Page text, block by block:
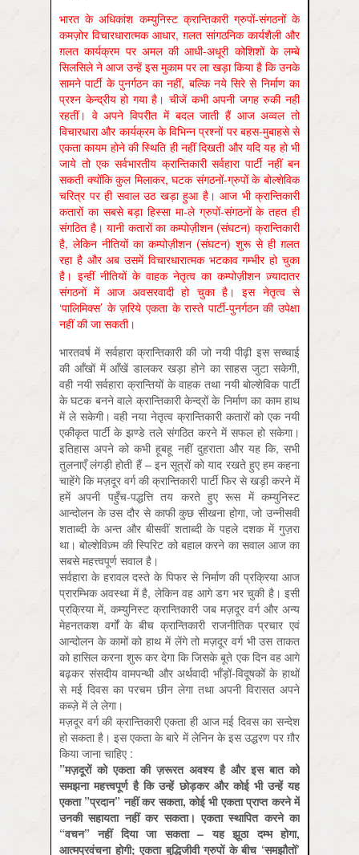
भारत के अधिकांश कम्युनिस्ट क्रान्तिकारी ग्रुपों-संगठनों के
कमज़ोर विचारधारात्मक आधार, ग़लत सांगठनिक कार्यशैली और
ग़लत कार्यक्रम पर अमल की आधी-अधूरी कोशिशों के लम्बे
सिलसिले ने आज उन्हें इस मुकाम पर ला खड़ा किया है कि उनके
सामने पार्टी के पुनर्गठन का नहीं, बल्कि नये सिरे से निर्माण का
प्रश्न केन्द्रीय हो गया है। चीजें कभी अपनी जगह रुकी नहीं
रहतीं। वे अपने विपरीत में बदल जाती हैं आज अव्वल तो
विचारधारा और कार्यक्रम के विभिन्न प्रश्नों पर बहस-मुबाहसे से
एकता कायम होने की स्थिति ही नहीं दिखती और यदि यह हो भी
जाये तो एक सर्वभारतीय क्रान्तिकारी सर्वहारा पार्टी नहीं बन
सकती क्योंकि कुल मिलाकर, घटक संगठनों-ग्रुपों के बोल्शेविक
चरित्र पर ही सवाल उठ खड़ा हुआ है। आज भी क्रान्तिकारी
कतारों का सबसे बड़ा हिस्सा मा-ले ग्रुपों-संगठनों के तहत ही
संगठित है। यानी कतारों का कम्पोज़ीशन (संघटन) क्रान्तिकारी
है, लेकिन नीतियों का कम्पोज़ीशन (संघटन) शुरू से ही ग़लत
रहा है और अब उसमें विचारधारात्मक भटकाव गम्भीर हो चुका
है। इन्हीं नीतियों के वाहक नेतृत्व का कम्पोज़ीशन ज़्यादातर
संगठनों में आज अवसरवादी हो चुका है। इस नेतृत्व से
‘पालिमिक्स’ के ज़रिये एकता के रास्ते पार्टी-पुनर्गठन की उपेक्षा
नहीं की जा सकती।
भारतवर्ष में सर्वहारा क्रान्तिकारी की जो नयी पीढ़ी इस सच्चाई
की आँखों में आँखें डालकर खड़ा होने का साहस जुटा सकेगी,
वही नयी सर्वहारा क्रान्तियों के वाहक तथा नयी बोल्शेविक पार्टी
के घटक बनने वाले क्रान्तिकारी केन्द्रों के निर्माण का काम हाथ
में ले सकेगी। वही नया नेतृत्व क्रान्तिकारी कतारों को एक नयी
एकीकृत पार्टी के झण्डे तले संगठित करने में सफल हो सकेगा।
इतिहास अपने को कभी हूबहू नहीं दुहराता और यह कि, सभी
तुलनाएँ लंगड़ी होती हैं – इन सूत्रों को याद रखते हुए हम कहना
चाहेंगे कि मज़दूर वर्ग की क्रान्तिकारी पार्टी फिर से खड़ी करने में
हमें अपनी पहुँच-पद्धत्ति तय करते हुए रूस में कम्युनिस्ट
आन्दोलन के उस दौर से काफी कुछ सीखना होगा, जो उन्नीसवीं
शताब्दी के अन्त और बीसवीं शताब्दी के पहले दशक में गुज़रा
था। बोल्शेविज़्म की स्पिरिट को बहाल करने का सवाल आज का
सबसे महत्त्वपूर्ण सवाल है।
सर्वहारा के हरावल दस्ते के पिफर से निर्माण की प्रक्रिया आज
प्रारम्भिक अवस्था में है, लेकिन वह आगे डग भर चुकी है। इसी
प्रक्रिया में, कम्युनिस्ट क्रान्तिकारी जब मज़दूर वर्ग और अन्य
मेहनतकश वर्गों के बीच क्रान्तिकारी राजनीतिक प्रचार एवं
आन्दोलन के कामों को हाथ में लेंगे तो मज़दूर वर्ग भी उस ताकत
को हासिल करना शुरू कर देगा कि जिसके बूते एक दिन वह आगे
बढ़कर संसदीय वामपन्थी और अर्थवादी भाँड़ों-विदूषकों के हाथों
से मई दिवस का परचम छीन लेगा तथा अपनी विरासत अपने
कब्ज़े में ले लेगा।
मज़दूर वर्ग की क्रान्तिकारी एकता ही आज मई दिवस का सन्देश
हो सकता है। इस एकता के बारे में लेनिन के इस उद्धरण पर ग़ौर
किया जाना चाहिए :
”मज़दूरों को एकता की ज़रूरत अवश्य है और इस बात को
समझना महत्त्वपूर्ण है कि उन्हें छोड़कर और कोई भी उन्हें यह
एकता ”प्रदान” नहीं कर सकता, कोई भी एकता प्राप्त करने में
उनकी सहायता नहीं कर सकता। एकता स्थापित करने का
“वचन” नहीं दिया जा सकता – यह झूठा दम्भ होगा,
आत्मप्रवंचना होगी; एकता बुद्धिजीवी ग्रुपों के बीच ‘समझौतों’